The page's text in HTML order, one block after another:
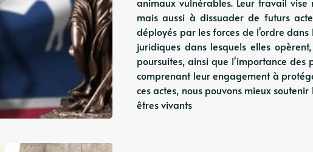
mais aussi à dissuader de futurs
déployés par les forces de l'ordre
juridiques dans lesquels elles
poursuites, ainsi que l'importance des
comprenant leur engagement à
ces actes, nous pouvons mieux
êtres vivants